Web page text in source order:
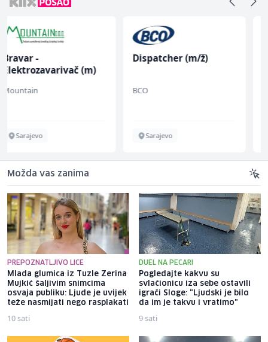
Dispatcher (m/ž)
BCO
Sarajevo
Vozač - Dostavljač C ili
Slatko i Slano
Sarajevo
Možda vas zanima
PREPOZNATLJIVO LICE
Mlada glumica iz Tuzle Zerina
Mujkić šaljivim snimcima
osvaja publiku: Ljude je uvijek
teže nasmijati nego rasplakati
10 sati
DUEL NA PECARI
Pogledajte kakvu su
svlačionicu iza sebe ostavili
igrači Sloge: "Ljudski je bilo
da im je takvu i vratimo"
9 sati